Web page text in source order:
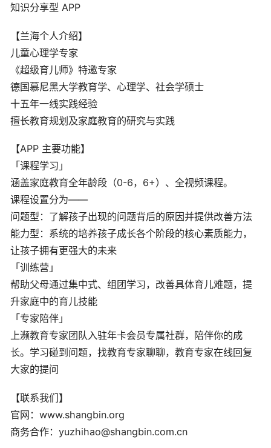
知识分享型 APP
【兰海个人介绍】
儿童心理学专家
《超级育儿师》特邀专家
德国慕尼黑大学教育学、心理学、社会学硕士
十五年一线实践经验
擅长教育规划及家庭教育的研究与实践
【APP 主要功能】
「课程学习」
涵盖家庭教育全年龄段（0-6，6+）、全视频课程。
课程设置分为——
问题型：了解孩子出现的问题背后的原因并提供改善方法
能力型：系统的培养孩子成长各个阶段的核心素质能力，
让孩子拥有更强大的未来
「训练营」
帮助父母通过集中式、组团学习，改善具体育儿难题，提
升家庭中的育儿技能
「专家陪伴」
上濒教育专家团队入驻年卡会员专属社群，陪伴你的成
长。学习碰到问题，找教育专家聊聊，教育专家在线回复
大家的提问
【联系我们】
官网：www.shangbin.org
商务合作：yuzhihao@shangbin.com.cn